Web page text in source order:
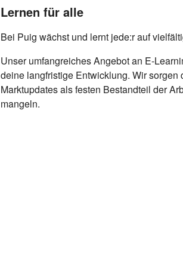
Lernen für alle
Bei Puig wächst und lernt jede:r auf
Unser umfangreiches Angebot an E-
deine langfristige Entwicklung. Wir
Marktupdates als festen Bestandteil der
mangeln.